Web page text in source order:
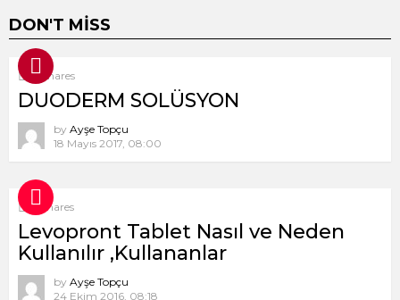
DON'T MISS
8 Shares
DUODERM SOLÜSYON
by Ayşe Topçu
18 Mayıs 2017, 08:00
9 Shares
Levopront Tablet Nasıl ve Neden
Kullanılır ,Kullananlar
by Ayşe Topçu
24 Ekim 2016, 08:18